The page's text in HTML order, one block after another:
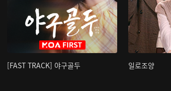
[FAST TRACK] 야구골두 일로조양